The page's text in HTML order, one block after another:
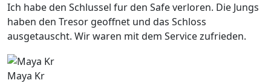
Ich habe den Schlussel fur den Safe verloren. Die Jungs
haben den Tresor geoffnet und das Schloss
ausgetauscht. Wir waren mit dem Service zufrieden.
Maya Kr